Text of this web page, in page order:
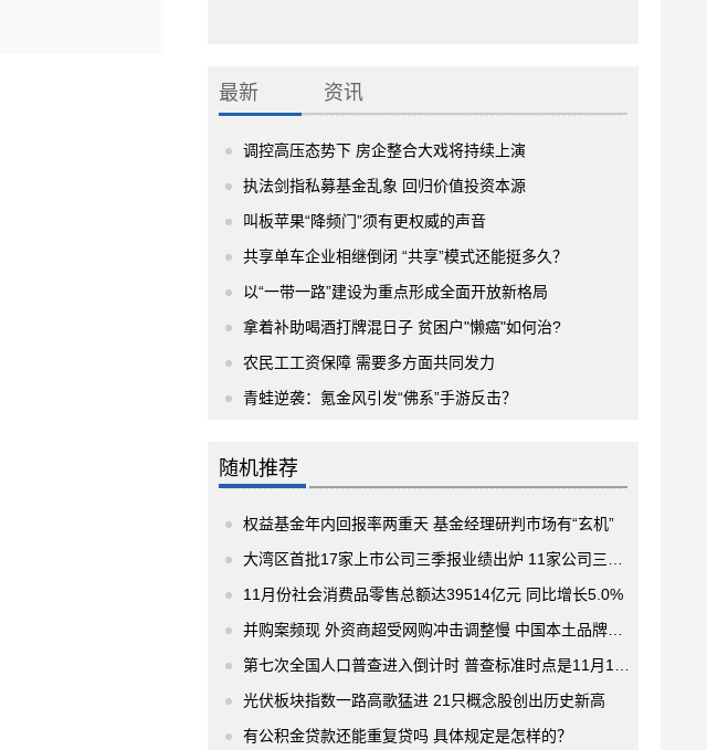
最新 资讯
调控高压态势下 房企整合大戏将持续上演
执法剑指私募基金乱象 回归价值投资本源
叫板苹果“降频门”须有更权威的声音
共享单车企业相继倒闭 “共享”模式还能挺多久？
以“一带一路”建设为重点形成全面开放新格局
拿着补助喝酒打牌混日子 贫困户"懒癌"如何治?
农民工工资保障 需要多方面共同发力
青蛙逆袭：氪金风引发“佛系”手游反击？
随机推荐
权益基金年内回报率两重天 基金经理研判市场有“玄机”
大湾区首批17家上市公司三季报业绩出炉 11家公司三季报前十大流通股东中出现机构身影
11月份社会消费品零售总额达39514亿元 同比增长5.0%
并购案频现 外资商超受网购冲击调整慢 中国本土品牌成收购主角
第七次全国人口普查进入倒计时 普查标准时点是11月1日零时
光伏板块指数一路高歌猛进 21只概念股创出历史新高
有公积金贷款还能重复贷吗 具体规定是怎样的？